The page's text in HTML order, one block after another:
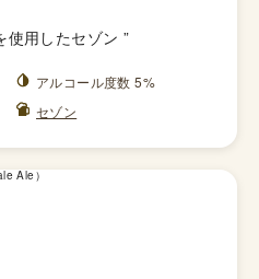
使用したセゾン ”
アルコール度数 5%
セゾン